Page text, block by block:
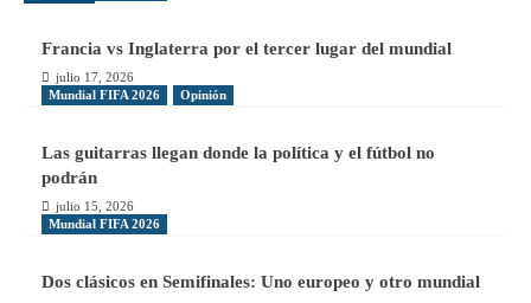
Francia vs Inglaterra por el tercer lugar del mundial
julio 17, 2026
Mundial FIFA 2026
Opinión
Las guitarras llegan donde la política y el fútbol no
podrán
julio 15, 2026
Mundial FIFA 2026
Dos clásicos en Semifinales: Uno europeo y otro mundial